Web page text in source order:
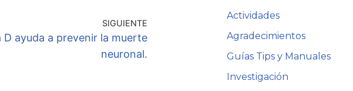
SIGUIENTE
D ayuda a prevenir la muerte
neuronal.
Actividades
Agradecimientos
Guías Tips y Manuales
Investigación